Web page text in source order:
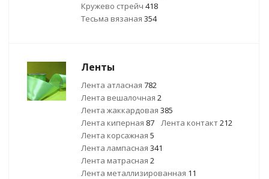
Кружево стрейч 418
Тесьма вязаная 354
Ленты
Лента атласная 782
Лента вешалочная 2
Лента жаккардовая 385
Лента киперная 87 Лента контакт212
Лента корсажная 5
Лента лампасная 341
Лента матрасная 2
Лента металлизированная 11